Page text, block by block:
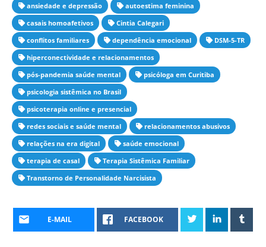
ansiedade e depressão
autoestima feminina
casais homoafetivos
Cintia Calegari
conflitos familiares
dependência emocional
DSM-5-TR
hiperconectividade e relacionamentos
pós-pandemia saúde mental
psicóloga em Curitiba
psicologia sistêmica no Brasil
psicoterapia online e presencial
redes sociais e saúde mental
relacionamentos abusivos
relações na era digital
saúde emocional
terapia de casal
Terapia Sistêmica Familiar
Transtorno de Personalidade Narcisista
E-MAIL FACEBOOK